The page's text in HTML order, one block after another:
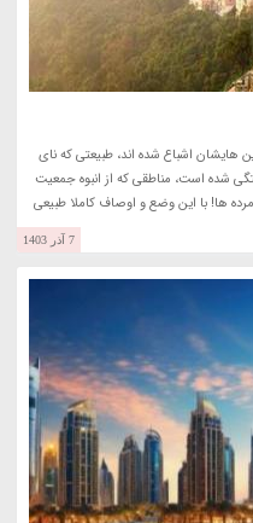
هایشان اشباع شده اند، طبیعتی که نای
شده است، مناطقی که از انبوه جمعیت
ها! با این وضع و اوصاف کاملا طبیعی
7 آذر 1403